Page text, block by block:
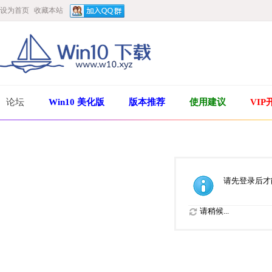
设为首页 收藏本站
论坛 Win10 美化版 版本推荐 使用建议 VIP
请先登录后
请稍候...